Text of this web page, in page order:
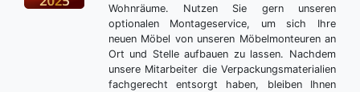
Wohnräume. Nutzen Sie gern unseren
optionalen Montageservice, um sich Ihre
neuen Möbel von unseren Möbelmonteuren an
Ort und Stelle aufbauen zu lassen. Nachdem
unsere Mitarbeiter die Verpackungsmaterialien
fachgerecht entsorgt haben, bleiben Ihnen